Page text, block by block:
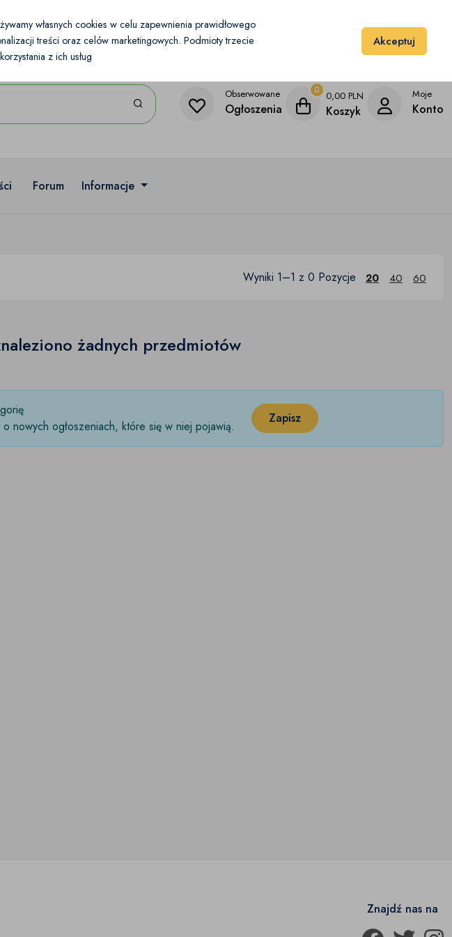
Moje konto Dodaj przedmiot
Obserwowane
Ogłoszenia
0 0,00 PLN
Koszyk
Moje
Konto
Forum Informacje
Wyniki 1–1 z 0 Pozycje 20 40 60
żadnych przedmiotów
nowych ogłoszeniach, które się w niej pojawią.
Zapisz
Znajdź nas na
własnych cookies w celu zapewnienia prawidłowego
treści oraz celów marketingowych. Podmioty trzecie
z ich usług
Akceptuj